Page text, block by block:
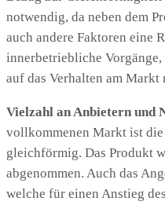
notwendig, da neben dem
auch andere Faktoren eine
innerbetriebliche
auf das Verhalten am Markt
Vielzahl an Anbietern und
vollkommenen Markt ist
gleichförmig. Das Produkt
abgenommen. Auch das
welche für einen Anstieg